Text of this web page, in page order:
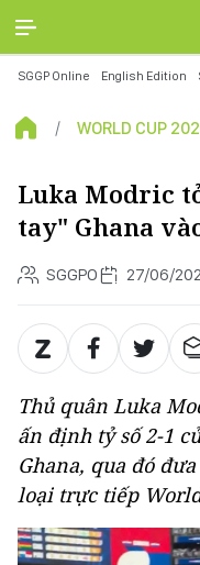
SGGP Online English Edition
WORLD CUP
Luka Modric
tay" Ghana
SGGPO 27/06/
Thủ quân Luka
ấn định tỷ số 2-1
Ghana, qua đó
loại trực tiếp